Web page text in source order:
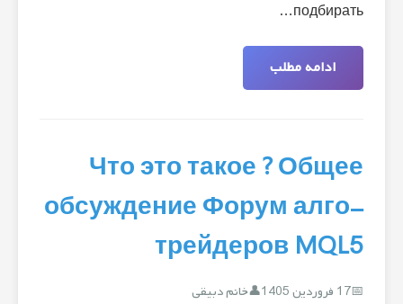
подбирать…
ادامه مطلب
Что это такое ? Общее
обсуждение Форум алго-
трейдеров MQL5
17 فروردین 1405 خانم دبیقی